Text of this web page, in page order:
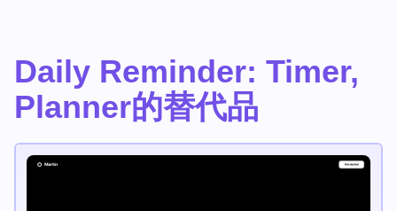
Daily Reminder: Timer,
Planner的替代品